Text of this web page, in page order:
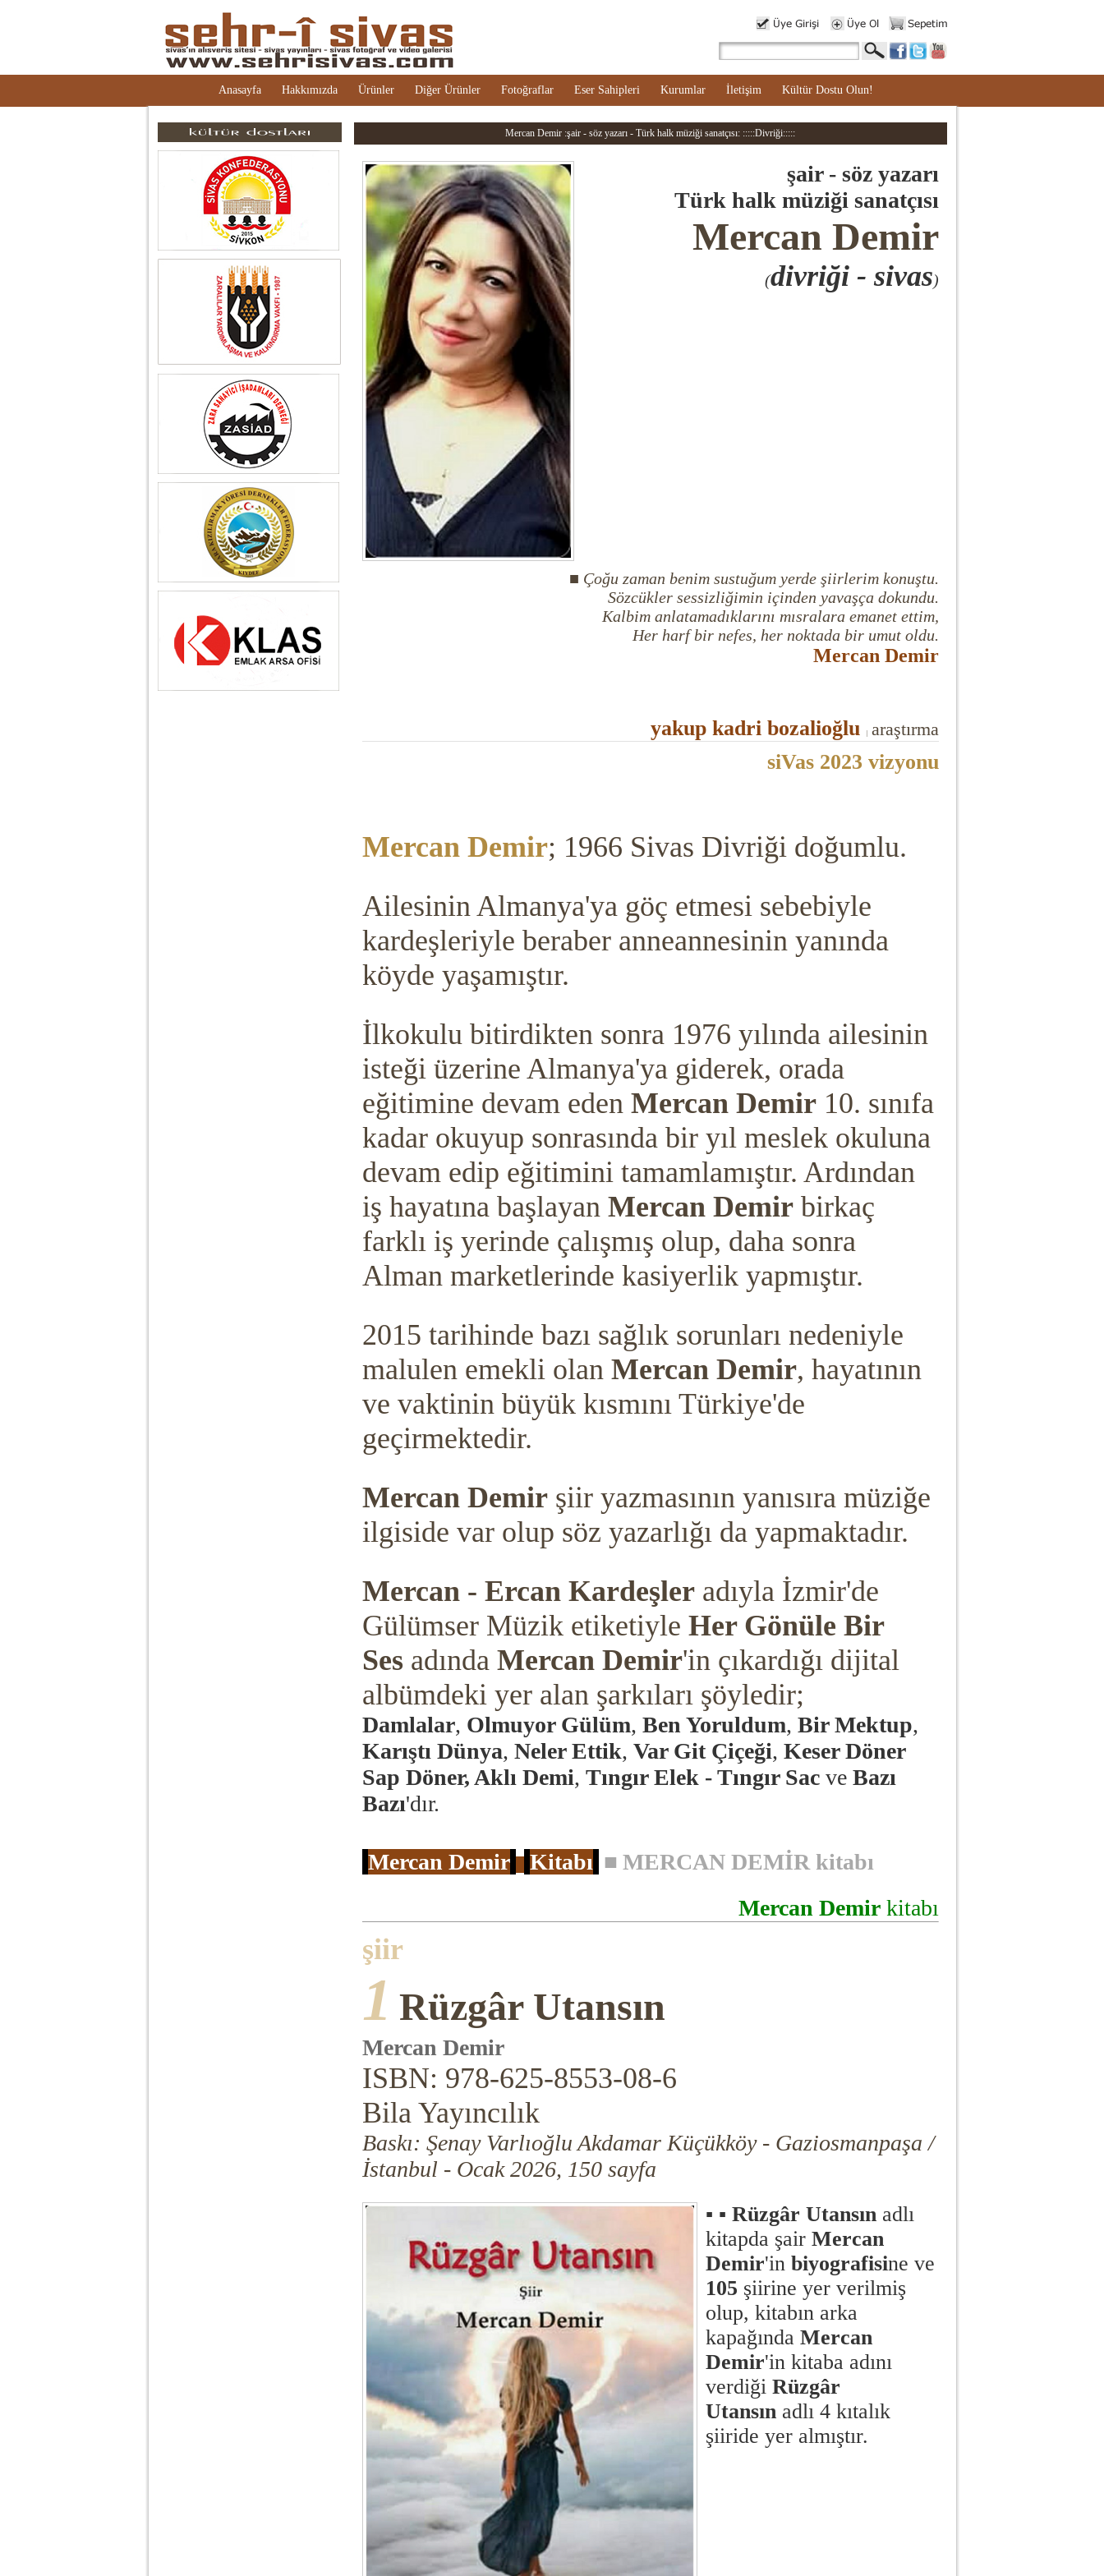
Anasayfa Hakkımızda Ürünler Diğer Ürünler Fotoğraflar Eser Sahipleri Kurumlar İletişim Kültür Dostu Olun!
Mercan Demir :şair - söz yazarı - Türk halk müziği sanatçısı: :::::Divriği:::::
şair - söz yazarı
Türk halk müziği sanatçısı
Mercan Demir
(divriği - sivas)
■ Çoğu zaman benim sustuğum yerde şiirlerim konuştu.
Sözcükler sessizliğimin içinden yavaşça dokundu.
Kalbim anlatamadıklarını mısralara emanet ettim,
Her harf bir nefes, her noktada bir umut oldu.
Mercan Demir
yakup kadri bozalioğlu araştırma
siVas 2023 vizyonu
Mercan Demir; 1966 Sivas Divriği doğumlu.
Ailesinin Almanya'ya göç etmesi sebebiyle
kardeşleriyle beraber anneannesinin yanında
köyde yaşamıştır.
İlkokulu bitirdikten sonra 1976 yılında ailesinin
isteği üzerine Almanya'ya giderek, orada
eğitimine devam eden Mercan Demir10. sınıfa
kadar okuyup sonrasında bir yıl meslek okuluna
devam edip eğitimini tamamlamıştır. Ardından
iş hayatına başlayan Mercan Demir birkaç
farklı iş yerinde çalışmış olup, daha sonra
Alman marketlerinde kasiyerlik yapmıştır.
2015 tarihinde bazı sağlık sorunları nedeniyle
malulen emekli olan Mercan Demir, hayatının
ve vaktinin büyük kısmını Türkiye'de
geçirmektedir.
Mercan Demirşiir yazmasının yanısıra müziğe
ilgiside var olup söz yazarlığı da yapmaktadır.
Mercan - Ercan Kardeşler adıyla İzmir'de
Gülümser Müzik etiketiyle Her Gönüle Bir
Ses adında Mercan Demir'in çıkardığı dijital
albümdeki yer alan şarkıları şöyledir;
Damlalar, Olmuyor Gülüm, Ben Yoruldum, Bir Mektup,
Karıştı Dünya, Neler Ettik, Var Git Çiçeği, Keser Döner
Sap Döner, Aklı Demi, Tıngır Elek - Tıngır Sac ve Bazı
Bazı'dır.
Mercan Demir Kitabı ■ MERCAN DEMİR kitabı
Mercan Demir kitabı
şiir
1 Rüzgâr Utansın
Mercan Demir
ISBN: 978-625-8553-08-6
Bila Yayıncılık
Baskı: Şenay Varlıoğlu Akdamar Küçükköy - Gaziosmanpaşa /
İstanbul - Ocak 2026, 150 sayfa
▪ ▪ Rüzgâr Utansın adlı
kitapda şair Mercan
Demir'in biyografisine ve
105 şiirine yer verilmiş
olup, kitabın arka
kapağında Mercan
Demir'in kitaba adını
verdiği Rüzgâr
Utansın adlı 4 kıtalık
şiiride yer almıştır.